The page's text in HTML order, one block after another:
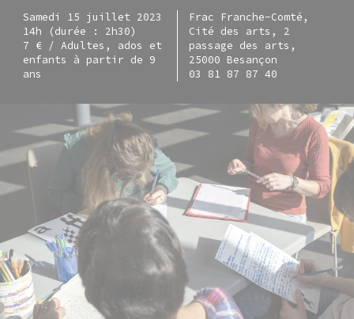
Samedi 15 juillet 2023
14h (durée : 2h30)
7 € / Adultes, ados et
enfants à partir de 9
ans
Frac Franche-Comté,
Cité des arts, 2
passage des arts,
25000 Besançon
03 81 87 87 40